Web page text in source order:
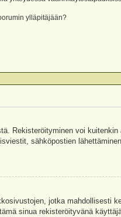
ylläpitäjään?
Rekisteröityminen voi kuitenkin
sähköpostien
jotka mahdollisesti
sinua rekisteröityvänä